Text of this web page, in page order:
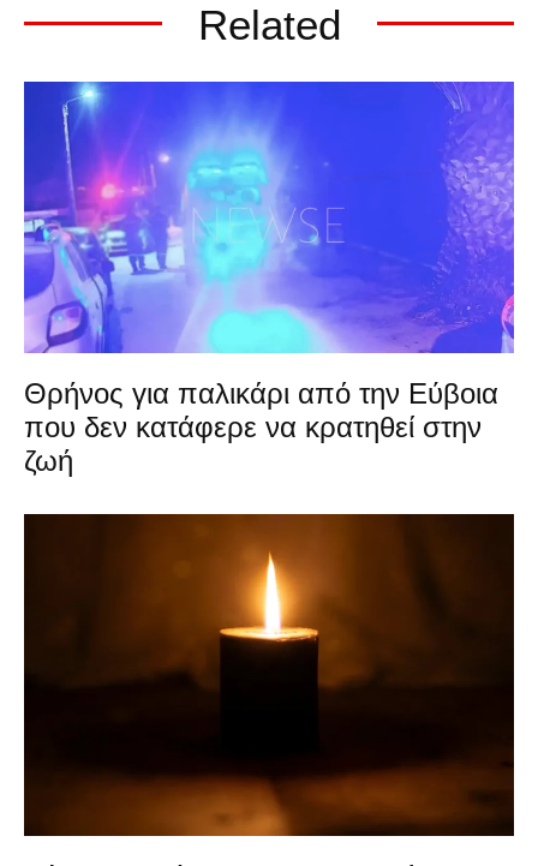
Related
Θρήνος για παλικάρι από την Εύβοια
που δεν κατάφερε να κρατηθεί στην
ζωή